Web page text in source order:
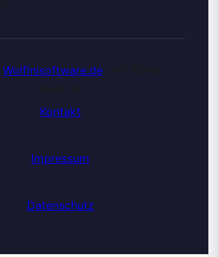
Wolfinisoftware.de
Kontakt
Impressum
Datenschutz